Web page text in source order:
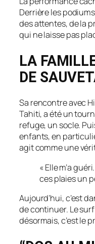
Derrière les
des attentes, de la
qui ne laisse pas
LA
DE
Sa rencontre avec
Tahiti, a été un
refuge, un socle.
enfants, en
agit comme une
« Elle m’a
ces plaies un
Aujourd’hui, c’est
de continuer. Le
désormais, c’est le